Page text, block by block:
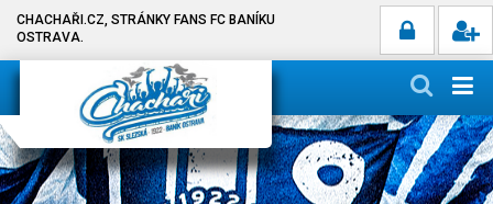
CHACHAŘI.CZ, STRÁNKY FANS FC BANÍKU
OSTRAVA.